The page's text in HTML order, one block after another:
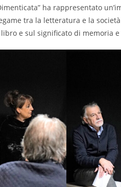
ha rappresentato
tra la letteratura e la
e sul significato di memoria